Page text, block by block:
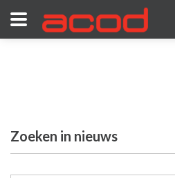
Zoeken in nieuws